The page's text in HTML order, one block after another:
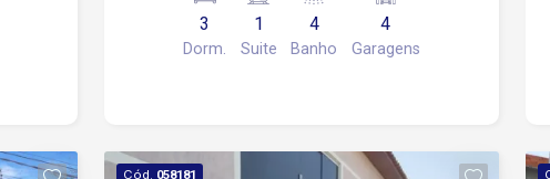
closet e 2 quartos no estilo demi-suíte
que compartilham banheiro 4 banheiros
Preparação para instalação de placas
3
Dorm.
1
Suite
4
Banho
4
Garagens
Cód. 058181